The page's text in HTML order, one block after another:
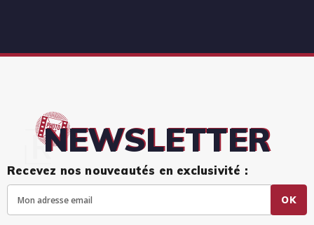
NEWSLETTER
Recevez nos nouveautés en exclusivité :
OK